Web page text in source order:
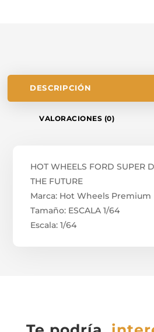
DESCRIPCIÓN
VALORACIONES (0)
HOT WHEELS FORD SUPER
THE FUTURE
Marca: Hot Wheels Premium
Tamaño: ESCALA 1/64
Escala: 1/64